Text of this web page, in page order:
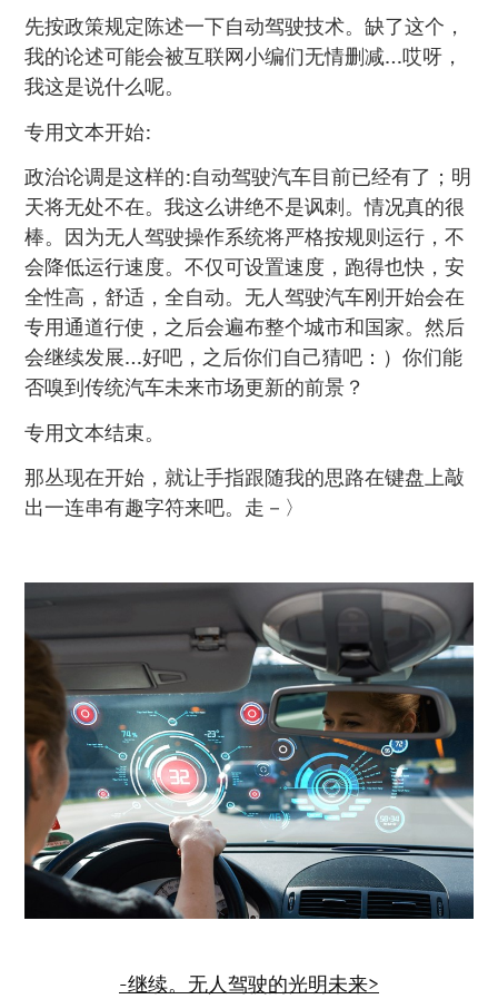
先按政策规定陈述一下自动驾驶技术。缺了这个，
我的论述可能会被互联网小编们无情删减…哎呀，
我这是说什么呢。
专用文本开始:
政治论调是这样的:自动驾驶汽车目前已经有了；明
天将无处不在。我这么讲绝不是讽刺。情况真的很
棒。因为无人驾驶操作系统将严格按规则运行，不
会降低运行速度。不仅可设置速度，跑得也快，安
全性高，舒适，全自动。无人驾驶汽车刚开始会在
专用通道行使，之后会遍布整个城市和国家。然后
会继续发展…好吧，之后你们自己猜吧：）你们能
否嗅到传统汽车未来市场更新的前景？
专用文本结束。
那丛现在开始，就让手指跟随我的思路在键盘上敲
出一连串有趣字符来吧。走－〉
-继续。无人驾驶的光明未来>